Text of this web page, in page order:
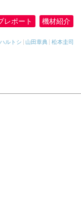
レポート 機材紹介
ルトシ | 山田章典| 松本圭司